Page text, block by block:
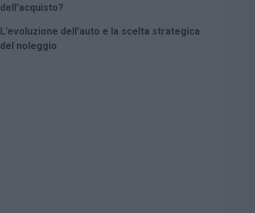
dell’acquisto?
L’evoluzione dell’auto e la scelta strategica
del noleggio